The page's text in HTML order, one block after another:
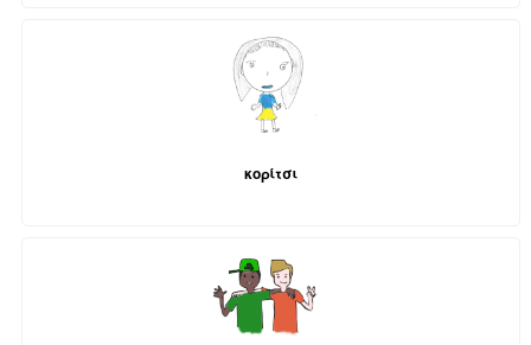
κορίτσι